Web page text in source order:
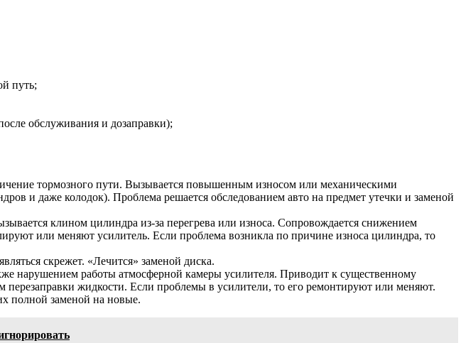
путь;
обслуживания и дозаправки);
тормозного пути. Вызывается повышенным износом или механическими
и даже колодок). Проблема решается обследованием авто на предмет утечки и заменой
клином цилиндра из-за перегрева или износа. Сопровождается снижением
или меняют усилитель. Если проблема возникла по причине износа цилиндра, то
скрежет. «Лечится» заменой диска.
нарушением работы атмосферной камеры усилителя. Приводит к существенному
жидкости. Если проблемы в усилители, то его ремонтируют или меняют.
полной заменой на новые.